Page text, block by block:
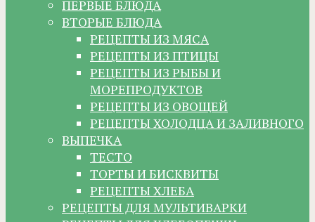
ПЕРВЫЕ БЛЮДА
ВТОРЫЕ БЛЮДА
РЕЦЕПТЫ ИЗ МЯСА
РЕЦЕПТЫ ИЗ ПТИЦЫ
РЕЦЕПТЫ ИЗ РЫБЫ И
МОРЕПРОДУКТОВ
РЕЦЕПТЫ ИЗ ОВОЩЕЙ
РЕЦЕПТЫ ХОЛОДЦА И ЗАЛИВНОГО
ВЫПЕЧКА
ТЕСТО
ТОРТЫ И БИСКВИТЫ
РЕЦЕПТЫ ХЛЕБА
РЕЦЕПТЫ ДЛЯ МУЛЬТИВАРКИ